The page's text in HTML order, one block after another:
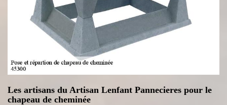
Les artisans du Artisan Lenfant Pannecieres pour le
chapeau de cheminée